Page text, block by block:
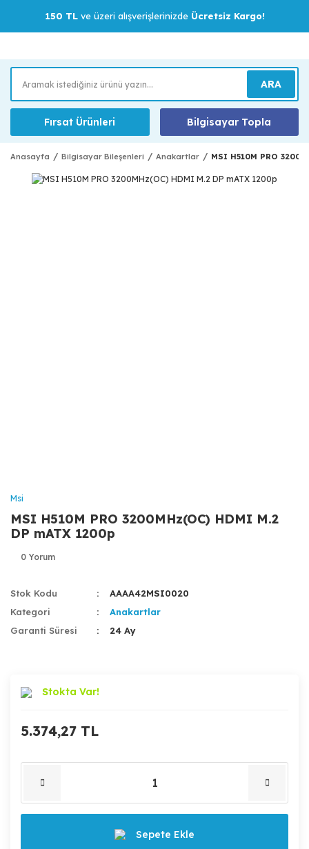
150 TLve üzeri alışverişlerinizde Ücretsiz Kargo!
ARA
Fırsat Ürünleri Bilgisayar Topla
Anasayfa Bilgisayar Bileşenleri Anakartlar MSI H510M PRO
Msi
MSI H510M PRO 3200MHz(OC) HDMI M.2
DP mATX 1200p
0 Yorum
Stok Kodu
AAAA42MSI0020
Kategori
Anakartlar
Garanti Süresi
24 Ay
Stokta Var!
5.374,27 TL
Sepete Ekle